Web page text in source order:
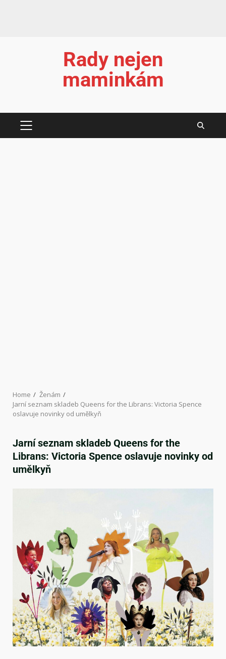
Rady nejen
maminkám
Home
Ženám
Jarní seznam skladeb Queens for the Librans: Victoria Spence
oslavuje novinky od umělkyň
Jarní seznam skladeb Queens for the
Librans: Victoria Spence oslavuje novinky od
umělkyň